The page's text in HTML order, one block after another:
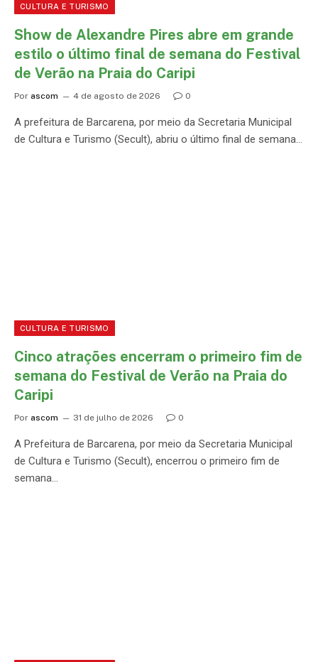
CULTURA E TURISMO
Show de Alexandre Pires abre em grande
estilo o último final de semana do Festival
de Verão na Praia do Caripi
Por ascom 4 de agosto de 2026 0
A prefeitura de Barcarena, por meio da Secretaria Municipal
de Cultura e Turismo (Secult), abriu o último final de semana…
CULTURA E TURISMO
Cinco atrações encerram o primeiro fim de
semana do Festival de Verão na Praia do
Caripi
Por ascom 31 de julho de 2026 0
A Prefeitura de Barcarena, por meio da Secretaria Municipal
de Cultura e Turismo (Secult), encerrou o primeiro fim de
semana…